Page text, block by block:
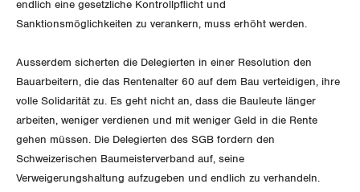
Schaffhausen
Schwyz
St. Gallen-Appenzell
Solothurn
Tessin
endlich eine gesetzliche Kontrollpflicht und
Sanktionsmöglichkeiten zu verankern, muss erhöht werden.
Ausserdem sicherten die Delegierten in einer Resolution den
Bauarbeitern, die das Rentenalter 60 auf dem Bau verteidigen, ihre
volle Solidarität zu. Es geht nicht an, dass die Bauleute länger
arbeiten, weniger verdienen und mit weniger Geld in die Rente
gehen müssen. Die Delegierten des SGB fordern den
Schweizerischen Baumeisterverband auf, seine
Verweigerungshaltung aufzugeben und endlich zu verhandeln.